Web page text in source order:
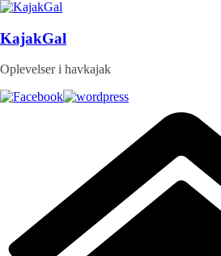
Skip
content
KajakGal
Oplevelser i havkajak